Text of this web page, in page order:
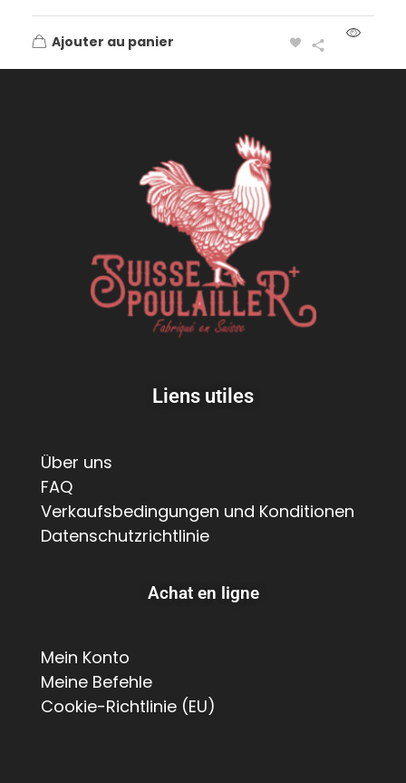
Ajouter au panier
Liens utiles
Über uns
FAQ
Verkaufsbedingungen und Konditionen
Datenschutzrichtlinie
Achat en ligne
Mein Konto
Meine Befehle
Cookie-Richtlinie (EU)